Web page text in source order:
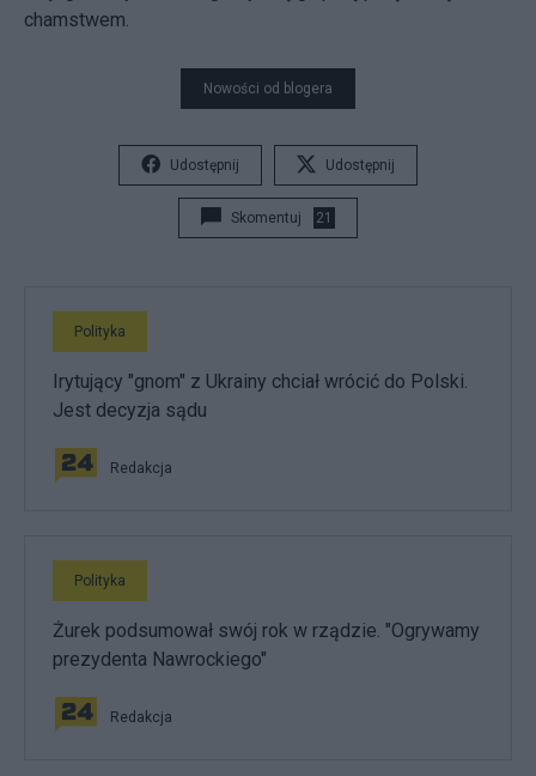
chamstwem.
Nowości od blogera
Udostępnij Udostępnij
Skomentuj 21
Polityka
Irytujący "gnom" z Ukrainy chciał wrócić do Polski.
Jest decyzja sądu
Redakcja
Polityka
Żurek podsumował swój rok w rządzie. "Ogrywamy
prezydenta Nawrockiego"
Redakcja